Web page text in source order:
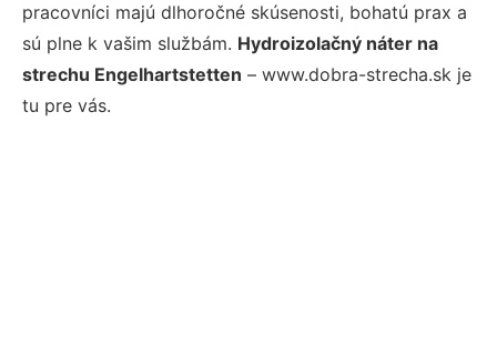
pracovníci majú dlhoročné skúsenosti, bohatú prax a
sú plne k vašim službám. Hydroizolačný náter na
strechu Engelhartstetten – www.dobra-strecha.sk je
tu pre vás.